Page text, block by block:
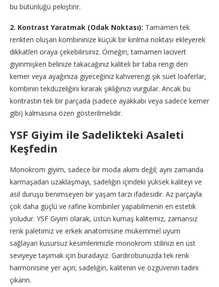
bu bütünlüğü pekiştirir.
2. Kontrast Yaratmak (Odak Noktası): Tamamen tek
renkten oluşan kombininize küçük bir kırılma noktası ekleyerek
dikkatleri oraya çekebilirsiniz. Örneğin, tamamen lacivert
giyinmişken belinize takacağınız kaliteli bir taba rengi deri
kemer veya ayağınıza giyeceğiniz kahverengi şık süet loaferlar,
kombinin tekdüzeliğini kırarak şıklığınızı vurgular. Ancak bu
kontrastın tek bir parçada (sadece ayakkabı veya sadece kemer
gibi) kalmasına özen gösterilmelidir.
YSF Giyim ile Sadelikteki Asaleti
Keşfedin
Monokrom giyim, sadece bir moda akımı değil; aynı zamanda
karmaşadan uzaklaşmayı, sadeliğin içindeki yüksek kaliteyi ve
asil duruşu benimseyen bir yaşam tarzı ifadesidir. Az parçayla
çok daha güçlü ve rafine kombinler yapabilmenin en estetik
yoludur. YSF Giyim olarak, üstün kumaş kalitemiz, zamansız
renk paletimiz ve erkek anatomisine mükemmel uyum
sağlayan kusursuz kesimlerimizle monokrom stilinizi en üst
seviyeye taşımak için buradayız. Gardırobunuzda tek renk
harmonisine yer açın; sadeliğin, kalitenin ve özgüvenin tadını
çıkarın.